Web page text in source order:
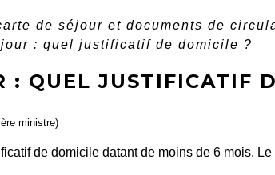
de séjour et documents de
: quel justificatif de domicile ?
: QUEL JUSTIFICATIF
ministre)
de domicile datant de moins de 6 mois. Le